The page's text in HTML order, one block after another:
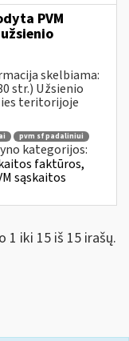
PVM
skelbiama:
str.) Užsienio
teritorijoje
pvm sf padaliniui
kategorijos:
faktūros,
sąskaitos
1 iki 15 iš 15 irašų.